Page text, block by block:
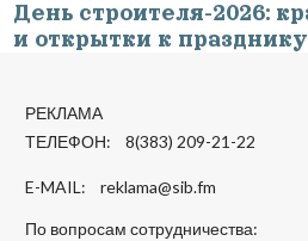
День строителя-2026:
и открытки к празднику
РЕКЛАМА
ТЕЛЕФОН: 8(383) 209-21-22
E-MAIL: reklama@sib.fm
По вопросам сотрудничества: